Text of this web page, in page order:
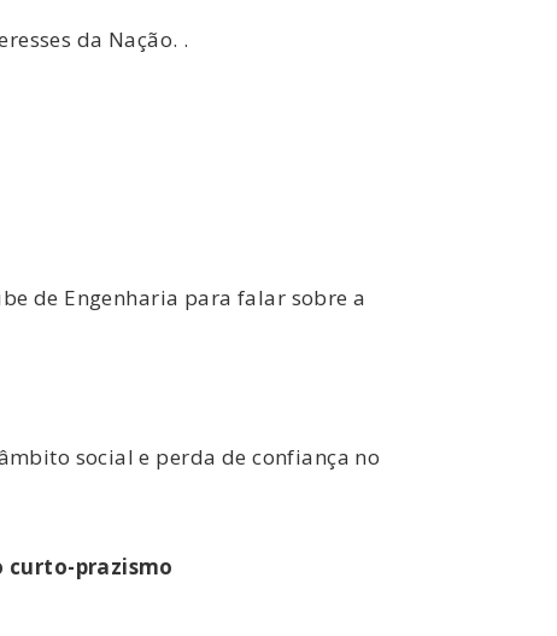
da Nação. .
de Engenharia para falar sobre a
social e perda de confiança no
curto-prazismo